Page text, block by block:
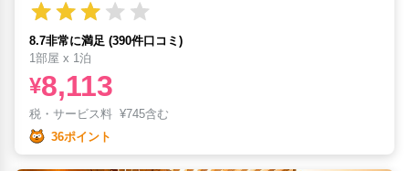
8.7非常に満足 (390件口コミ)
1部屋 x 1泊
¥8,113
税・サービス料 ¥745含む
36ポイント